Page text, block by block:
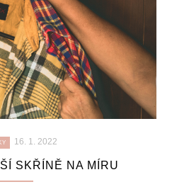
16. 1. 2022
SKŘÍNĚ NA MÍRU